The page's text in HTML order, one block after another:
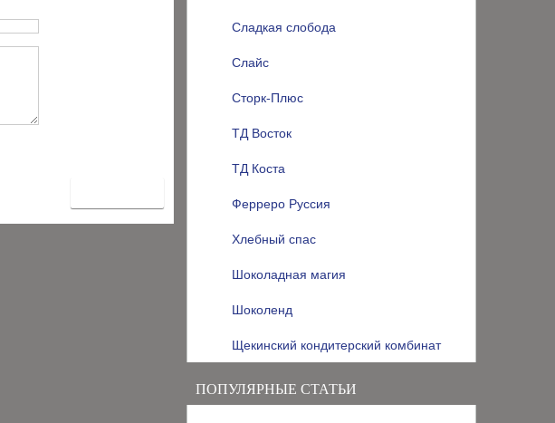
Сладкая слобода
Слайс
Сторк-Плюс
ТД Восток
ТД Коста
Ферреро Руссия
Хлебный спас
Шоколадная магия
Шоколенд
Щекинский кондитерский комбинат
ПОПУЛЯРНЫЕ СТАТЬИ